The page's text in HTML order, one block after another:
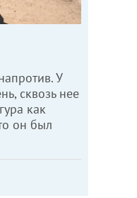
У
сквозь нее
как
он был